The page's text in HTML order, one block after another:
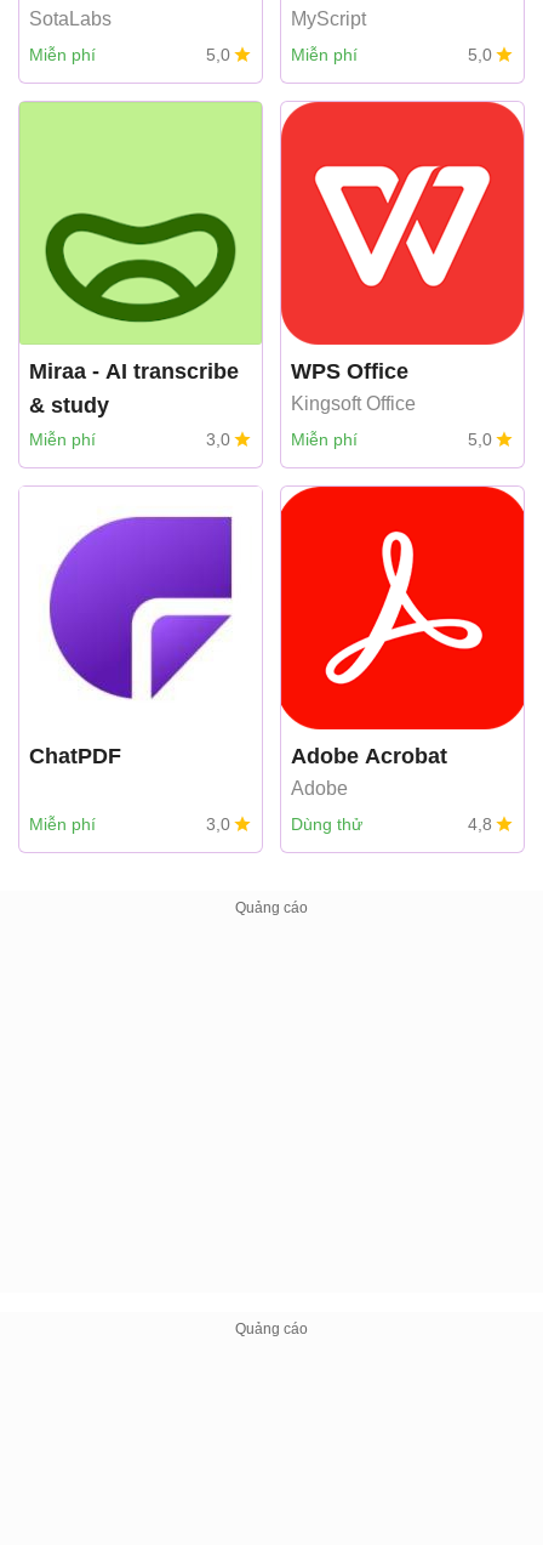
SotaLabs
Miễn phí 5,0
MyScript
Miễn phí 5,0
Miraa - AI transcribe
& study
myoland
Miễn phí 3,0
WPS Office
Kingsoft Office
Miễn phí 5,0
ChatPDF
Miễn phí 3,0
Adobe Acrobat
Adobe
Dùng thử 4,8